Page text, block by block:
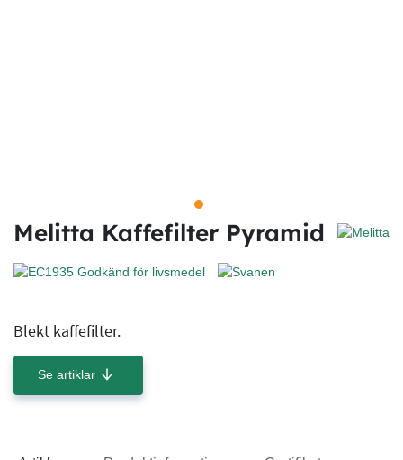
Melitta Kaffefilter Pyramid
Blekt kaffefilter.
Se artiklar